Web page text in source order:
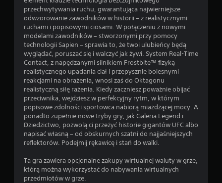
przechwytywania ruchu, gwarantująca najwierniejsze
odwzorowanie zawodników w historii – z realistycznymi
ruchami i popisowymi ciosami. W połączeniu z nowymi
modelami zawodników – stworzonymi przy pomocy
technologii Sapien – sprawia to, że twoi ulubieńcy będą
wyglądać, poruszać się i walczyć jak żywi. System Real-Time
Contact, z napędzanymi silnikiem Frostbite™ fizyką
realistycznego upadania ciał i przepysznie bolesnymi
reakcjami na obrażenia, wnosi zaś do Oktagonu
realistyczną siłę rażenia. Kiedy zaczniesz poważnie obijać
przeciwnika, wejdziesz w perfekcyjny rytm, w którym
popisowe zdolności sportowca nabiorą miażdżącej mocy. A
ponadto zupełnie nowe tryby gry, jak Galeria Legend i
Dziedzictwo, pozwolą ci przeżyć historie gigantów UFC albo
napisać własną – od obskurnych szatni do najjaśniejszych
reflektorów. Podejmij rękawicę i stań do walki.
Ta gra zawiera opcjonalne zakupy wirtualnej waluty w grze,
którą można wykorzystać do nabywania wirtualnych
przedmiotów w grze.